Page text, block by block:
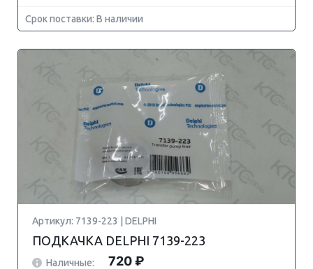
Срок поставки: В наличии
Артикул: 7139-223 | DELPHI
ПОДКАЧКА DELPHI 7139-223
Наличные: 720 ₽